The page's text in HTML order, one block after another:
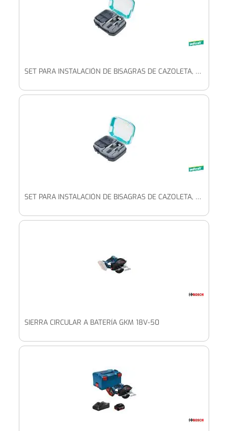
SET PARA INSTALACIÓN DE BISAGRAS DE CAZOLETA, Ø 35 MM, 5 PIEZAS
SET PARA INSTALACIÓN DE BISAGRAS DE CAZOLETA, Ø 26 MM, 5 PIEZAS
SIERRA CIRCULAR A BATERÍA GKM 18V-50